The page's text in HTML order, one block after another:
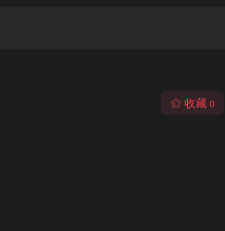
收藏 0